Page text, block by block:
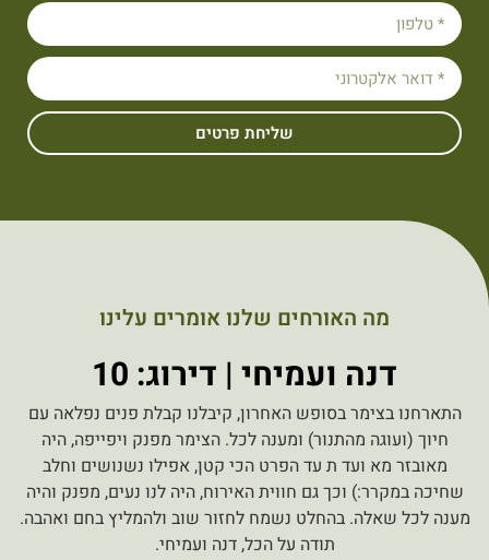
שליחת פרטים
מה האורחים שלנו אומרים עלינו
דנה ועמיחי | דירוג: 10
התארחנו בצימר בסופש האחרון, קיבלנו קבלת פנים נפלאה עם
חיוך (ועוגה מהתנור) ומענה לכל. הצימר מפנק ויפייפה, היה
מאובזר מא ועד ת עד הפרט הכי קטן, אפילו נשנושים וחלב
שחיכה במקרר:) וכך גם חווית האירוח, היה לנו נעים, מפנק והיה
מענה לכל שאלה. בהחלט נשמח לחזור שוב ולהמליץ בחם ואהבה.
תודה על הכל, דנה ועמיחי.